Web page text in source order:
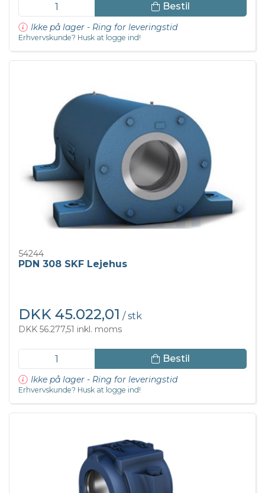
Bestil
Ikke på lager - Ring for leveringstid
Erhvervskunde? Husk at logge ind!
54244
PDN 308 SKF Lejehus
DKK 45.022,01 / stk
DKK 56.277,51 inkl. moms
Bestil
Ikke på lager - Ring for leveringstid
Erhvervskunde? Husk at logge ind!